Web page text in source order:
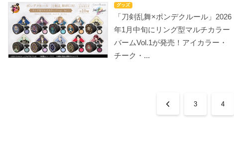
グッズ
「刀剣乱舞×ポンデクルール」2026
年1月中旬にリング型マルチカラー
バームVol.1が発売！アイカラー・
チーク・...
3 4